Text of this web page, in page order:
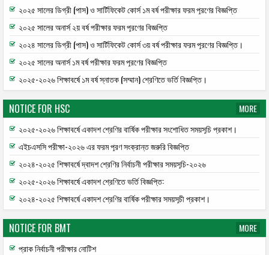
২০২৫ সালের ডিগ্রী (পাস) ও সার্টিফিকেট কোর্স ১ম বর্ষ পরীক্ষার ফরম পূরণের বিজ্ঞপ্তি
২০২৫ সালের অনার্স ২য় বর্ষ পরীক্ষার ফরম পূরণের বিজ্ঞপ্তি
২০২৪ সালের ডিগ্রী (পাস) ও সার্টিফিকেট কোর্স ৩য় বর্ষ পরীক্ষার ফরম পূরণের বিজ্ঞপ্তি।
২০২৫ সালের অনার্স ১ম বর্ষ পরীক্ষার ফরম পূরণের বিজ্ঞপ্তি
২০২৫-২০২৬ শিক্ষাবর্ষে ১ম বর্ষ স্নাতক (সম্মান) শ্রেণিতে ভর্তি বিজ্ঞপ্তি।
NOTICE FOR HSC
MORE
২০২৫-২০২৬ শিক্ষাবর্ষে একাদশ শ্রেণির বার্ষিক পরীক্ষার সংশোধিত সময়সূচি প্রকাশ।
এইচএসসি পরীক্ষা-২০২৬ এর ফরম পূরণ সংক্রান্ত জরুরি বিজ্ঞপ্তি
২০২৪-২০২৫ শিক্ষাবর্ষে দ্বাদশ শ্রেণির নির্বাচনী পরীক্ষার সময়সূচি-২০২৬
২০২৫-২০২৬ শিক্ষাবর্ষে একাদশ শ্রেণিতে ভর্তি বিজ্ঞপ্তি:
২০২৪-২০২৫ শিক্ষাবর্ষে একাদশ শ্রেণির বার্ষিক পরীক্ষার সময়সূচী প্রকাশ।
NOTICE FOR BMT
MORE
প্রাক নির্বাচনী পরীক্ষার নোটিশ